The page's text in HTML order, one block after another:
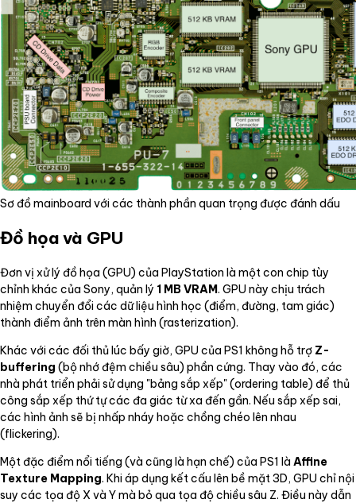
Sơ đồ mainboard với các thành phần quan trọng được đánh dấu
Đồ họa và GPU
Đơn vị xử lý đồ họa (GPU) của PlayStation là một con chip tùy
chỉnh khác của Sony, quản lý 1 MB VRAM. GPU này chịu trách
nhiệm chuyển đổi các dữ liệu hình học (điểm, đường, tam giác)
thành điểm ảnh trên màn hình (rasterization).
Khác với các đối thủ lúc bấy giờ, GPU của PS1 không hỗ trợ Z-
buffering (bộ nhớ đệm chiều sâu) phần cứng. Thay vào đó, các
nhà phát triển phải sử dụng "bảng sắp xếp" (ordering table) để thủ
công sắp xếp thứ tự các đa giác từ xa đến gần. Nếu sắp xếp sai,
các hình ảnh sẽ bị nhấp nháy hoặc chồng chéo lên nhau
(flickering).
Một đặc điểm nổi tiếng (và cũng là hạn chế) của PS1 là Affine
Texture Mapping. Khi áp dụng kết cấu lên bề mặt 3D, GPU chỉ nội
suy các tọa độ X và Y mà bỏ qua tọa độ chiều sâu Z. Điều này dẫn